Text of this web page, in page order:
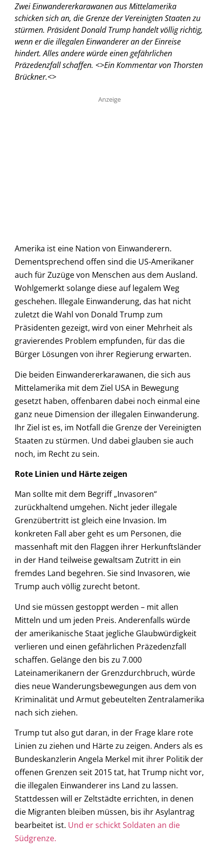
Zwei Einwandererkarawanen aus Mittelamerika
schicken sich an, die Grenze der Vereinigten Staaten zu
stürmen. Präsident Donald Trump handelt völlig richtig,
wenn er die illegalen Einwanderer an der Einreise
hindert. Alles andere würde einen gefährlichen
Präzedenzfall schaffen. <>Ein Kommentar von Thorsten
Brückner.<>
Anzeige
Amerika ist eine Nation von Einwanderern.
Dementsprechend offen sind die US-Amerikaner
auch für Zuzüge von Menschen aus dem Ausland.
Wohlgemerkt solange diese auf legalem Weg
geschehen. Illegale Einwanderung, das hat nicht
zuletzt die Wahl von Donald Trump zum
Präsidenten gezeigt, wird von einer Mehrheit als
gravierendes Problem empfunden, für das die
Bürger Lösungen von ihrer Regierung erwarten.
Die beiden Einwandererkarawanen, die sich aus
Mittelamerika mit dem Ziel USA in Bewegung
gesetzt haben, offenbaren dabei noch einmal eine
ganz neue Dimension der illegalen Einwanderung.
Ihr Ziel ist es, im Notfall die Grenze der Vereinigten
Staaten zu stürmen. Und dabei glauben sie auch
noch, im Recht zu sein.
Rote Linien und Härte zeigen
Man sollte mit dem Begriff „Invasoren“
zurückhaltend umgehen. Nicht jeder illegale
Grenzübertritt ist gleich eine Invasion. Im
konkreten Fall aber geht es um Personen, die
massenhaft mit den Flaggen ihrer Herkunftsländer
in der Hand teilweise gewaltsam Zutritt in ein
fremdes Land begehren. Sie sind Invasoren, wie
Trump auch völlig zurecht betont.
Und sie müssen gestoppt werden – mit allen
Mitteln und um jeden Preis. Anderenfalls würde
der amerikanische Staat jegliche Glaubwürdigkeit
verlieren und einen gefährlichen Präzedenzfall
schaffen. Gelänge den bis zu 7.000
Lateinamerikanern der Grenzdurchbruch, würde
dies neue Wanderungsbewegungen aus dem von
Kriminalität und Armut gebeutelten Zentralamerika
nach sich ziehen.
Trump tut also gut daran, in der Frage klare rote
Linien zu ziehen und Härte zu zeigen. Anders als es
Bundeskanzlerin Angela Merkel mit ihrer Politik der
offenen Grenzen seit 2015 tat, hat Trump nicht vor,
die illegalen Einwanderer ins Land zu lassen.
Stattdessen will er Zeltstädte errichten, in denen
die Migranten bleiben müssen, bis ihr Asylantrag
bearbeitet ist. Und er schickt Soldaten an die
Südgrenze.